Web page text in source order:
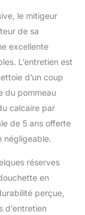
le mitigeur
de sa
excellente
L’entretien est
d’un coup
du pommeau
calcaire par
de 5 ans offerte
négligeable.
réserves
en
perçue,
d’entretien